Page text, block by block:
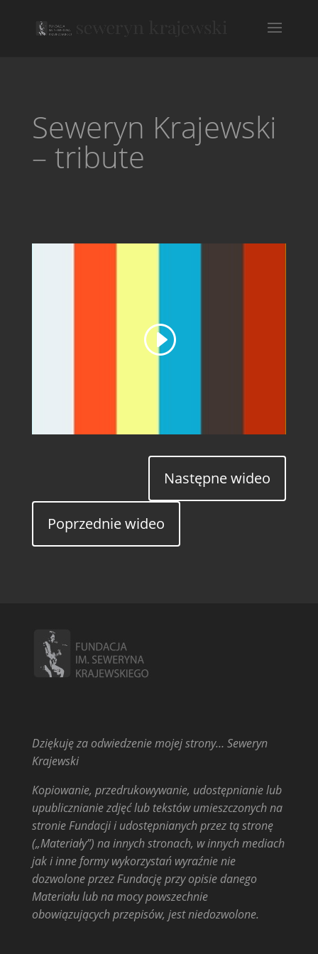
Seweryn Krajewski
– tribute
Następne wideo
Poprzednie wideo
Dziękuję za odwiedzenie mojej strony… Seweryn
Krajewski
Kopiowanie, przedrukowywanie, udostępnianie lub
upublicznianie zdjęć lub tekstów umieszczonych na
stronie Fundacji i udostępnianych przez tą stronę
(„Materiały”) na innych stronach, w innych mediach
jak i inne formy wykorzystań wyraźnie nie
dozwolone przez Fundację przy opisie danego
Materiału lub na mocy powszechnie
obowiązujących przepisów, jest niedozwolone.